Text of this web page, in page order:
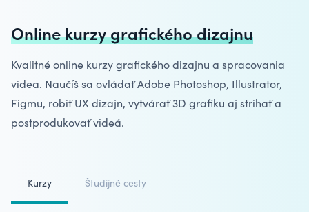
Online kurzy grafického dizajnu
Kvalitné online kurzy grafického dizajnu a spracovania
videa. Naučíš sa ovládať Adobe Photoshop, Illustrator,
Figmu, robiť UX dizajn, vytvárať 3D grafiku aj strihať a
postprodukovať videá.
Kurzy Študijné cesty